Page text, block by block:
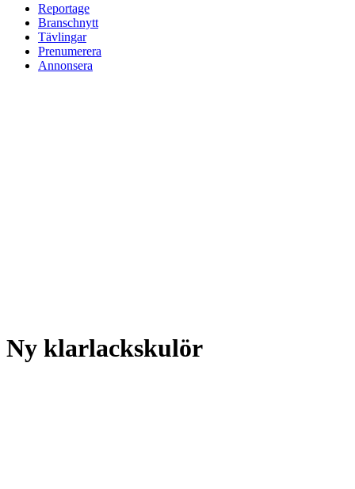
Reportage
Branschnytt
Tävlingar
Prenumerera
Annonsera
Ny klarlackskulör